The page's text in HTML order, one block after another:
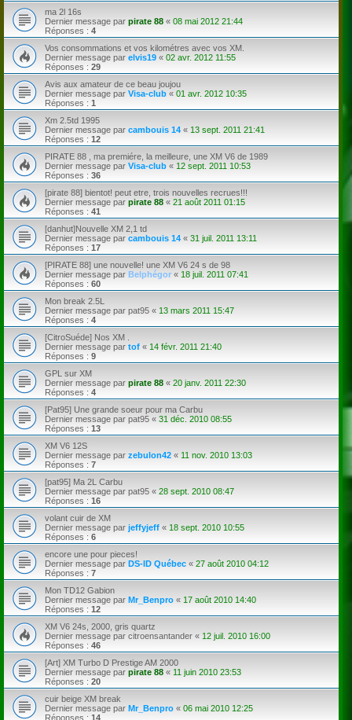
ma 2l 16s
Dernier message par pirate 88 « 08 mai 2012 21:44
Réponses : 4
Vos consommations et vos kilométres avec vos XM.
Dernier message par elvis19 « 02 avr. 2012 11:55
Réponses : 29
Avis aux amateur de ce beau joujou
Dernier message par Visa-club « 01 avr. 2012 10:35
Réponses : 1
Xm 2.5td 1995
Dernier message par cambouis 14 « 13 sept. 2011 21:41
Réponses : 12
PIRATE 88 , ma premiére, la meilleure, une XM V6 de 1989
Dernier message par Visa-club « 12 sept. 2011 10:53
Réponses : 36
[pirate 88] bientot! peut etre, trois nouvelles recrues!!!
Dernier message par pirate 88 « 21 août 2011 01:15
Réponses : 41
[danhut]Nouvelle XM 2,1 td
Dernier message par cambouis 14 « 31 juil. 2011 13:11
Réponses : 17
[PIRATE 88] une nouvelle! une XM V6 24 s de 98
Dernier message par Belphégor « 18 juil. 2011 07:41
Réponses : 60
Mon break 2.5L
Dernier message par pat95 « 13 mars 2011 15:47
Réponses : 4
[CitroSuéde] Nos XM .
Dernier message par tof « 14 févr. 2011 21:40
Réponses : 9
GPL sur XM
Dernier message par pirate 88 « 20 janv. 2011 22:30
Réponses : 4
[Pat95] Une grande soeur pour ma Carbu
Dernier message par pat95 « 31 déc. 2010 08:55
Réponses : 13
XM V6 12S
Dernier message par zebulon42 « 11 nov. 2010 13:03
Réponses : 7
[pat95] Ma 2L Carbu
Dernier message par pat95 « 28 sept. 2010 08:47
Réponses : 16
volant cuir de XM
Dernier message par jeffyjeff « 18 sept. 2010 10:55
Réponses : 6
encore une pour pieces!
Dernier message par DS-ID Québec « 27 août 2010 04:12
Réponses : 7
Mon TD12 Gabion
Dernier message par Mr_Benpro « 17 août 2010 14:40
Réponses : 12
XM V6 24s, 2000, gris quartz
Dernier message par citroensantander « 12 juil. 2010 16:00
Réponses : 46
[Art] XM Turbo D Prestige AM 2000
Dernier message par pirate 88 « 11 juin 2010 23:53
Réponses : 20
cuir beige XM break
Dernier message par Mr_Benpro « 06 mai 2010 12:25
Réponses : 14